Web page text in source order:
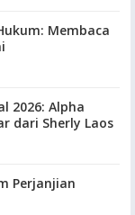
Membaca
Alpha
dari Sherly Laos
Perjanjian